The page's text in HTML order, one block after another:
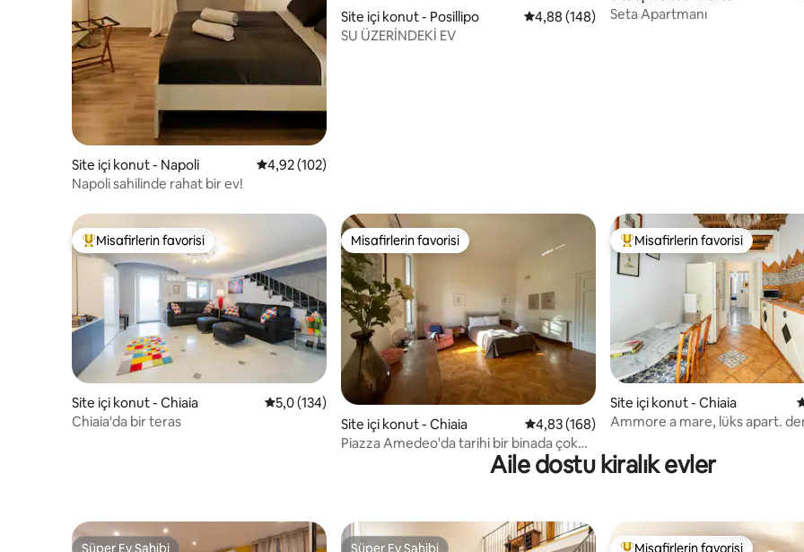
Site içi konut - Napoli 5 üzerinden ortalama 4,92 puan, 102 değerlendirme
4,92 (102)
Napoli sahilinde rahat bir ev!
Site içi konut - Posillipo 5 üzerinden ortalama 4,88 puan, 148
4,88 (148)
SU ÜZERİNDEKİ EV
Seta Apartmanı
Misafirlerin favorilerinden en beğenilenler arasında
Misafirlerin favorisi
Site içi konut - Chiaia 5 üzerinden ortalama 5,0 puan, 134 değerlendirme
5,0 (134)
Chiaia'da bir teras
Misafirlerin favorisi
Misafirlerin favorisi
Site içi konut - Chiaia 5 üzerinden ortalama 4,83 puan, 168
4,83 (168)
Piazza Amedeo'da tarihi bir binada çok
Misafirlerin favorilerinden en
Misafirlerin favorisi
Site içi konut - Chiaia
Ammore a mare, lüks apart.
Aile dostu kiralık evler
Süper Ev Sahibi Süper Ev Sahibi Misafirlerin favorisi